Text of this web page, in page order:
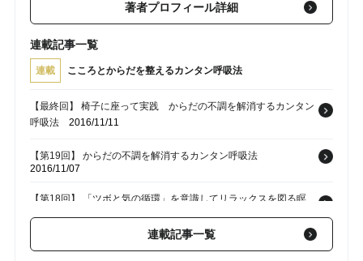
著者プロフィール詳細
連載記事一覧
連載 こころとからだを整えるカンタン呼吸法
【最終回】 椅子に座って実践 からだの不調を解消するカンタン
呼吸法 2016/11/11
【第19回】 からだの不調を解消するカンタン呼吸法
2016/11/07
【第18回】 「ツボと気の循環」を意識してリラックスを図る瞑
想法2016/11/04
【第17回】 究極のセルフケア――「瞑想」とは何か？
連載記事一覧